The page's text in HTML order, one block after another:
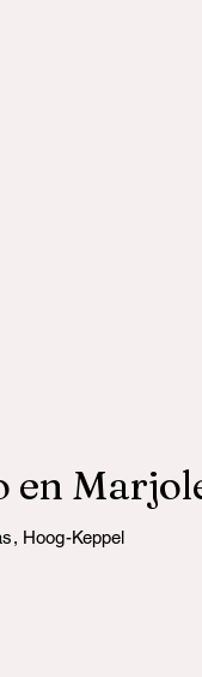
en
Hoog-Keppel